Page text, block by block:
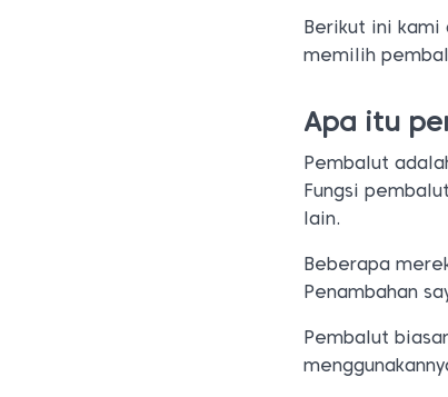
Berikut ini
memilih
Apa itu
Pembalut
Fungsi
lain.
Beberapa
Penambahan
Pembalut